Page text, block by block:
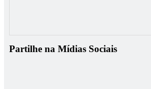
Partilhe na Mídias Sociais